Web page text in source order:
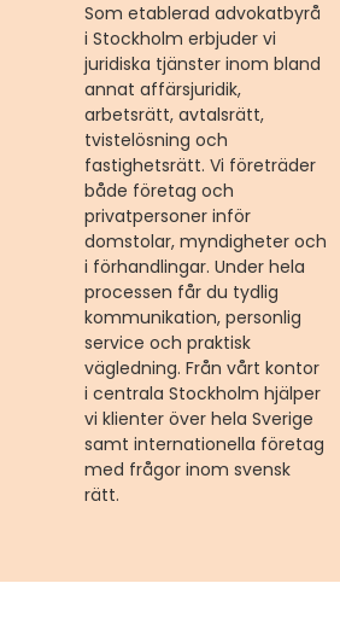
Som etablerad advokatbyrå
i Stockholm erbjuder vi
juridiska tjänster inom bland
annat affärsjuridik,
arbetsrätt, avtalsrätt,
tvistelösning och
fastighetsrätt. Vi företräder
både företag och
privatpersoner inför
domstolar, myndigheter och
i förhandlingar. Under hela
processen får du tydlig
kommunikation, personlig
service och praktisk
vägledning. Från vårt kontor
i centrala Stockholm hjälper
vi klienter över hela Sverige
samt internationella företag
med frågor inom svensk
rätt.